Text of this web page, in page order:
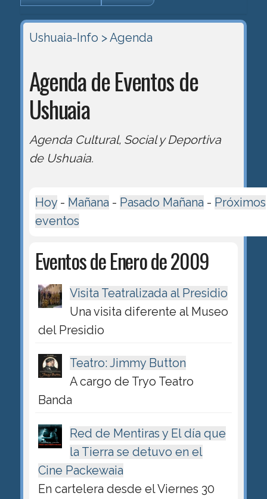
Ushuaia-Info > Agenda
Agenda de Eventos de
Ushuaia
Agenda Cultural, Social y Deportiva
de Ushuaia.
Hoy- Mañana - Pasado Mañana - Próximos
eventos
Eventos de Enero de 2009
Visita Teatralizada al Presidio
Una visita diferente al Museo
del Presidio
Teatro: Jimmy Button
A cargo de Tryo Teatro
Banda
Red de Mentiras y El día que
la Tierra se detuvo en el
Cine Packewaia
En cartelera desde el Viernes 30